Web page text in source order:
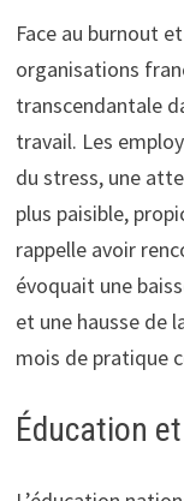
Face au burnout
organisations
transcendantale
travail. Les
du stress, une
plus paisible,
rappelle avoir
évoquait une
et une hausse de
mois de pratique
Éducation